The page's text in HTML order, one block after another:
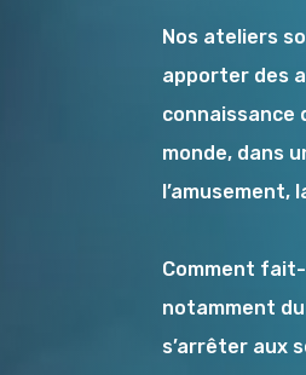
Nos ateliers
apporter des
connaissance
monde, dans
l’amusement,
Comment
notamment
s’arrêter aux